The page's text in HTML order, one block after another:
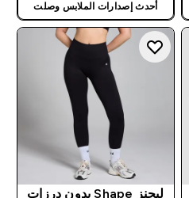
أحدث إصدارات الملابس وصلت
ليجنز Shape بدون درزات